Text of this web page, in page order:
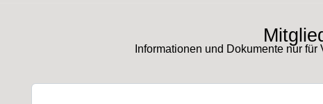
Informationen und Dokumente nur